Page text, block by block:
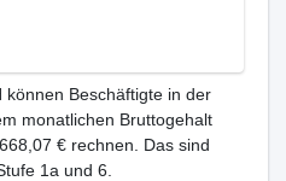
können Beschäftigte in der
monatlichen Bruttogehalt
€ rechnen. Das sind
1a und 6.